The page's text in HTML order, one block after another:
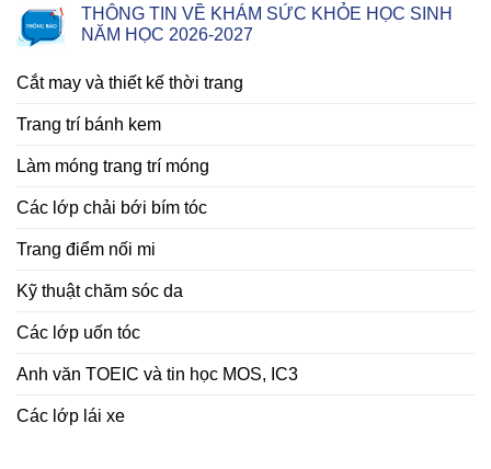
THÔNG TIN VỀ KHÁM SỨC KHỎE HỌC SINH
NĂM HỌC 2026-2027
Cắt may và thiết kế thời trang
Trang trí bánh kem
Làm móng trang trí móng
Các lớp chải bới bím tóc
Trang điểm nối mi
Kỹ thuật chăm sóc da
Các lớp uốn tóc
Anh văn TOEIC và tin học MOS, IC3
Các lớp lái xe